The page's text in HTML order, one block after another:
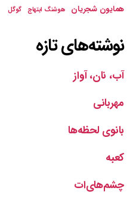
همایون شجریان
هوشنگ ابتهاج گوگل
نوشته‌های تازه
آب، نان، آواز
مهربانی
بانوی لحظه‌ها
کعبه
چشم‌های‌ات